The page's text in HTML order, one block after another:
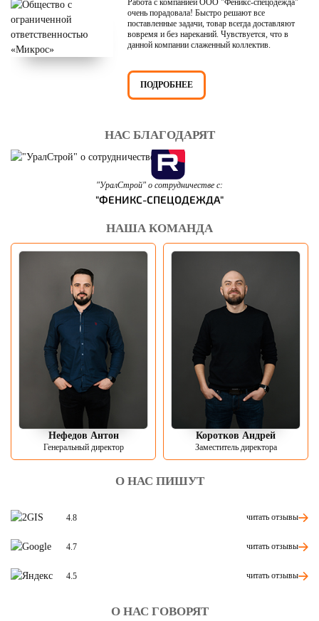
Работа с компанией ООО "Феникс-спецодежда"
очень порадовала! Быстро решают все
поставленные задачи, товар всегда доставляют
вовремя и без нареканий. Чувствуется, что в
данной компании слаженный коллектив.
ПОДРОБНЕЕ
НАС БЛАГОДАРЯТ
"УралСтрой" о сотрудничестве с:
"ФЕНИКС-СПЕЦОДЕЖДА"
НАША КОМАНДА
Нефедов Антон
Генеральный директор
Коротков Андрей
Заместитель директора
О НАС ПИШУТ
4.8 читать отзывы
4.7 читать отзывы
4.5 читать отзывы
О НАС ГОВОРЯТ